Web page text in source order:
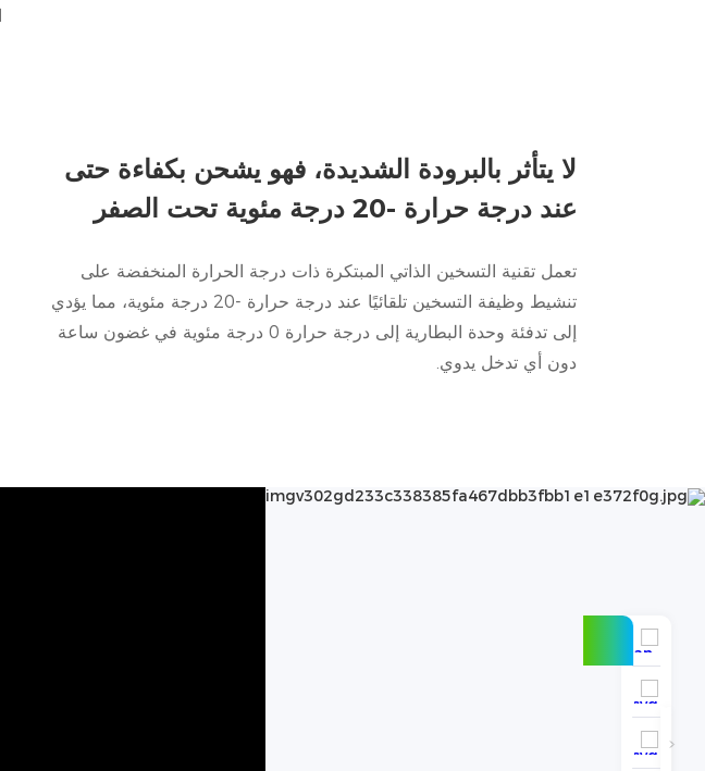
لا يتأثر بالبرودة الشديدة، فهو يشحن بكفاءة حتى
عند درجة حرارة -20 درجة مئوية تحت الصفر
تعمل تقنية التسخين الذاتي المبتكرة ذات درجة الحرارة المنخفضة على
تنشيط وظيفة التسخين تلقائيًا عند درجة حرارة -20 درجة مئوية، مما يؤدي
إلى تدفئة وحدة البطارية إلى درجة حرارة 0 درجة مئوية في غضون ساعة
دون أي تدخل يدوي.